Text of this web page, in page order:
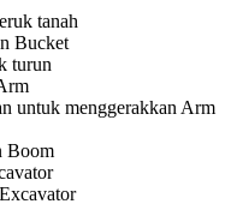
tanah
Bucket
turun
untuk menggerakkan Arm
Boom